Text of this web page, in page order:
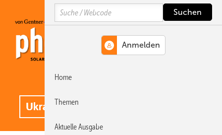
Hauptinhalt
Hauptmenü
SiteSearch
Search
Home
Themen
Aktuelle Ausgabe